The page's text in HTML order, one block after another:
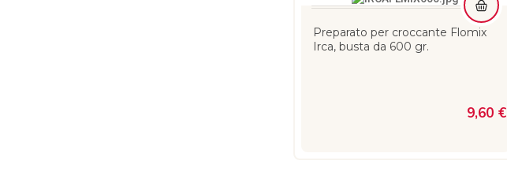
Preparato per croccante Flomix
Irca, busta da 600 gr.
9,60 €